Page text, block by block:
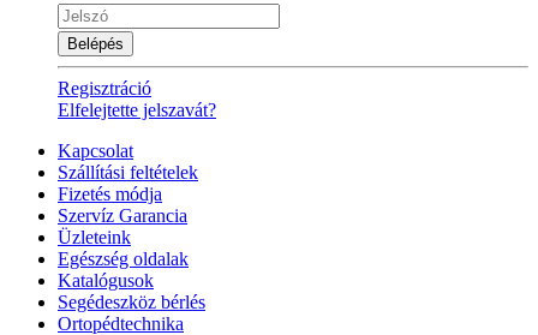
Belépés
Regisztráció
Elfelejtette jelszavát?
Kapcsolat
Szállítási feltételek
Fizetés módja
Szervíz Garancia
Üzleteink
Egészség oldalak
Katalógusok
Segédeszköz bérlés
Ortopédtechnika